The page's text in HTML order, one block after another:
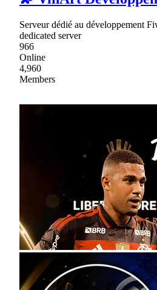
Serveur dédié au développement
dedicated server
966
Online
4,960
Members